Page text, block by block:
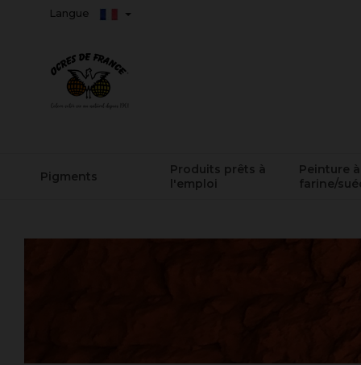
Langue
Pigments
Produits prêts à
l'emploi
Peinture
farine/